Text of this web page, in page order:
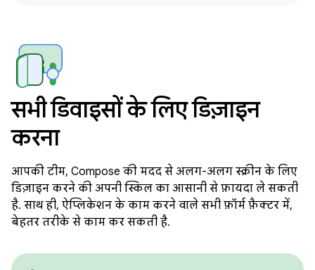
सभी डिवाइसों के लिए डिज़ाइन
करना
आपकी टीम, Compose की मदद से अलग-अलग स्क्रीन के लिए
डिज़ाइन करने की अपनी स्किल का आसानी से फ़ायदा ले सकती
है. साथ ही, ऐप्लिकेशन के काम करने वाले सभी फ़ॉर्म फ़ैक्टर में,
बेहतर तरीके से काम कर सकती है.